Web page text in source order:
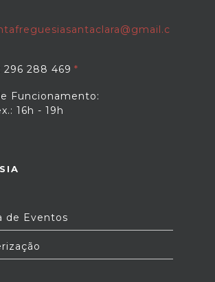
296 288 469
Funcionamento:
16h - 19h
de Eventos